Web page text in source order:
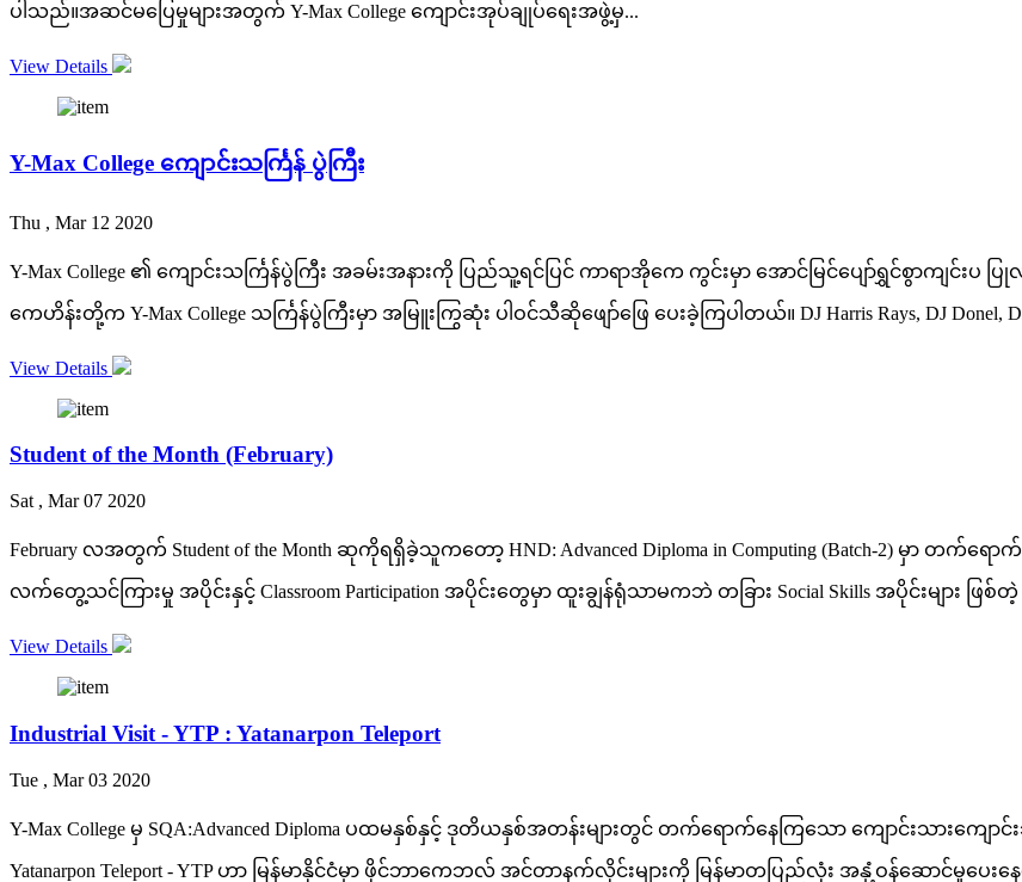
ပါသည်။အဆင်မပြေမှုများအတွက် Y-Max College ကျောင်းအုပ်ချုပ်ရေးအဖွဲ့မှ...
View Details
Y-Max College ကျောင်းသင်္ကြန် ပွဲကြီး
Thu , Mar 12 2020
Y-Max College ၏ ကျောင်းသင်္ကြန်ပွဲကြီး အခမ်းအနားကို ပြည်သူ့ရင်ပြင် ကာရာအိုကေ ကွင်းမှာ အောင်မြင်ပျော်ရွှင်စွာကျင်းပ
ကေဟိန်းတို့က Y-Max College သင်္ကြန်ပွဲကြီးမှာ အမြူးကြွဆုံး ပါဝင်သီဆိုဖျော်ဖြေ ပေးခဲ့ကြပါတယ်။ DJ Harris Rays, DJ Donel,
View Details
Student of the Month (February)
Sat , Mar 07 2020
February လအတွက် Student of the Month ဆုကိုရရှိခဲ့သူကတော့ HND: Advanced Diploma in Computing (Batch-2) မှာ တ
လက်တွေ့သင်ကြားမှု အပိုင်းနှင့် Classroom Participation အပိုင်းတွေမှာ ထူးချွန်ရုံသာမကဘဲ တခြား Social Skills အပိုင်းများ ဖြ
View Details
Industrial Visit - YTP : Yatanarpon Teleport
Tue , Mar 03 2020
Y-Max College မှ SQA:Advanced Diploma ပထမနှစ်နှင့် ဒုတိယနှစ်အတန်းများတွင် တက်ရောက်နေကြသော ကျောင်းသားကျောင်
Yatanarpon Teleport - YTP ဟာ မြန်မာနိုင်ငံမှာ ဖိုင်ဘာကေဘလ် အင်တာနက်လိုင်းများကို မြန်မာတပြည်လုံး အနှံ့ဝန်ဆောင်မှုပေးနေသ